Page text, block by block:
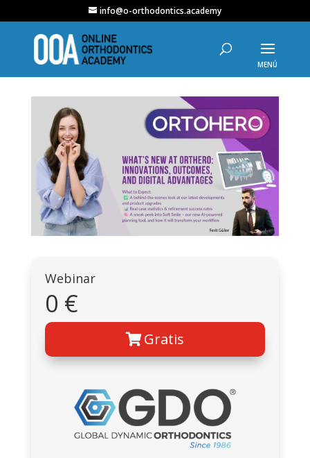
info@o-orthodontics.academy
Webinar
0 €
Gratis